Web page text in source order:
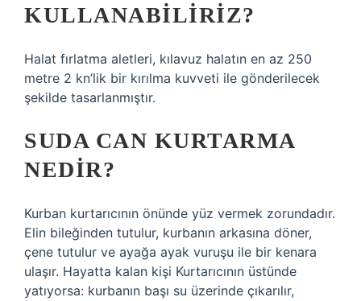
KULLANABILIRIZ?
Halat fırlatma aletleri, kılavuz halatın en az 250
metre 2 kn’lik bir kırılma kuvveti ile gönderilecek
şekilde tasarlanmıştır.
SUDA CAN KURTARMA
NEDIR?
Kurban kurtarıcının önünde yüz vermek zorundadır.
Elin bileğinden tutulur, kurbanın arkasına döner,
çene tutulur ve ayağa ayak vuruşu ile bir kenara
ulaşır. Hayatta kalan kişi Kurtarıcının üstünde
yatıyorsa: kurbanın başı su üzerinde çıkarılır,